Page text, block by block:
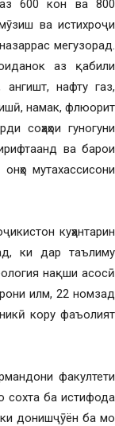
600 кон ва 800
ва истихроҷи
мегузорад.
аз қабили
ангишт, нафту газ,
намак, флюорит
соҳаҳои гуногуни
ва барои
мутахассисони
куҳантарин
ки дар таълиму
нақши асосӣ
илм, 22 номзад
кору фаъолият
факултети
сохта ба истифода
донишҷӯён ба мо